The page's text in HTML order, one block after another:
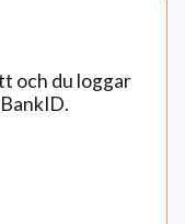
och du loggar